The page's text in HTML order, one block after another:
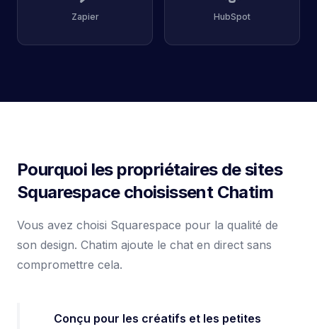
Zapier HubSpot
Pourquoi les propriétaires de sites
Squarespace choisissent Chatim
Vous avez choisi Squarespace pour la qualité de
son design. Chatim ajoute le chat en direct sans
compromettre cela.
Conçu pour les créatifs et les petites